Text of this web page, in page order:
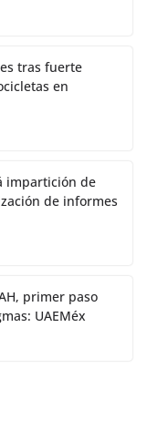
tras fuerte
en
impartición de
de informes
primer paso
UAEMéx